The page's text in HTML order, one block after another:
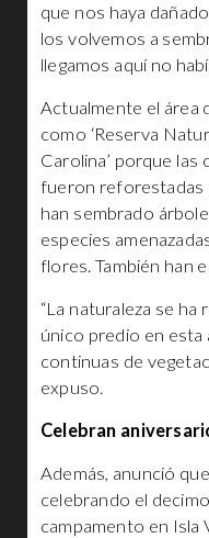
que nos haya
los volvemos a
llegamos aquí no
Actualmente el área
como ‘Reserva
Carolina’ porque
fueron reforestadas
han sembrado
especies
flores. También han
“La naturaleza se
único predio en esta
continuas de
expuso.
Celebran
Además, anunció
celebrando el
campamento en Isla